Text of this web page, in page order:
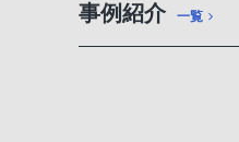
事例紹介 一覧